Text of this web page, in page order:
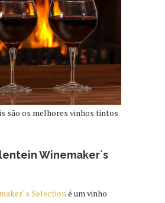
são os melhores vinhos tintos
Winemaker´s
Selectioné um vinho